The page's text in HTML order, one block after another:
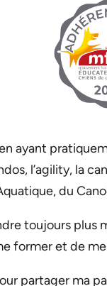
ayant
l’agility, la
du
toujours plus
former et de
partager ma